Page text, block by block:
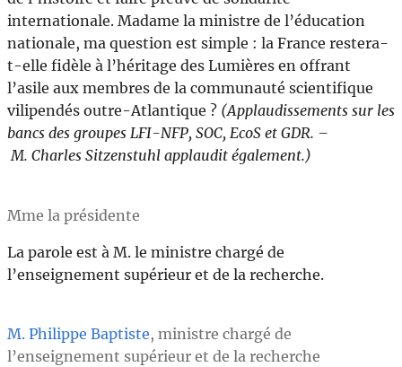
internationale. Madame la ministre de l’éducation
nationale, ma question est simple : la France restera-
t-elle fidèle à l’héritage des Lumières en offrant
l’asile aux membres de la communauté scientifique
vilipendés outre-Atlantique ? (Applaudissements sur les
bancs des groupes LFI-NFP, SOC, EcoS et GDR. –
M. Charles Sitzenstuhl applaudit également.)
Mme la présidente
La parole est à M. le ministre chargé de
l’enseignement supérieur et de la recherche.
M. Philippe Baptiste, ministre chargé de
l’enseignement supérieur et de la recherche